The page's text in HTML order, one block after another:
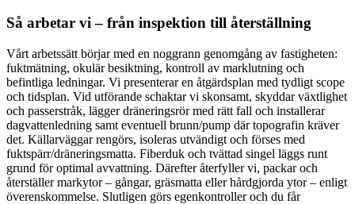
Så arbetar vi – från inspektion till återställning
Vårt arbetssätt börjar med en noggrann genomgång av fastigheten:
fuktmätning, okulär besiktning, kontroll av marklutning och
befintliga ledningar. Vi presenterar en åtgärdsplan med tydligt scope
och tidsplan. Vid utförande schaktar vi skonsamt, skyddar växtlighet
och passerstråk, lägger dräneringsrör med rätt fall och installerar
dagvattenledning samt eventuell brunn/pump där topografin kräver
det. Källarväggar rengörs, isoleras utvändigt och förses med
fuktspärr/dräneringsmatta. Fiberduk och tvättad singel läggs runt
grund för optimal avvattning. Därefter återfyller vi, packar och
återställer markytor – gångar, gräsmatta eller hårdgjorda ytor – enligt
överenskommelse. Slutligen görs egenkontroller och du får